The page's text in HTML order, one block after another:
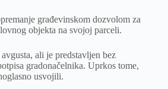
građevinskom dozvolom za
objekta na svojoj parceli.
ali je predstavljen bez
gradonačelnika. Uprkos tome,
usvojili.